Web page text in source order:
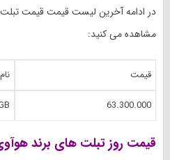
در ادامه آخرین لیست قیمت قیمت تبلت
مشاهده می کنید:
قیمت
63.300.000
قیمت روز تبلت های برند